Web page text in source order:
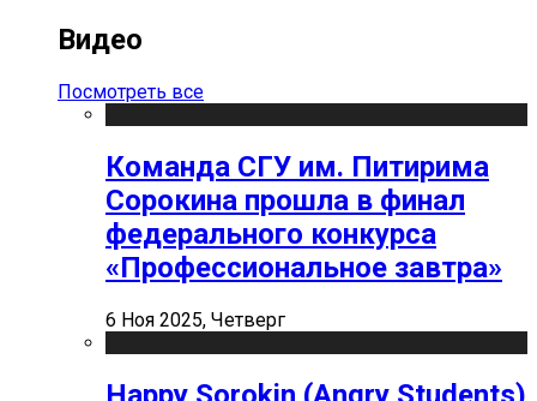
Видео
Посмотреть все
Команда СГУ им. Питирима
Сорокина прошла в финал
федерального конкурса
«Профессиональное завтра»
6 Ноя 2025, Четверг